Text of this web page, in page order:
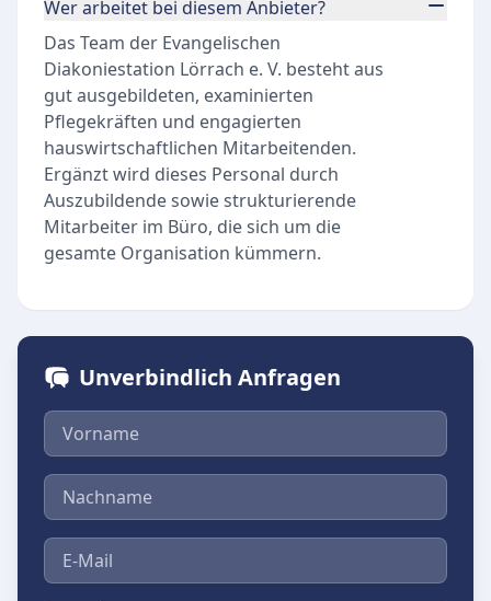
Wer arbeitet bei diesem Anbieter?
Das Team der Evangelischen
Diakoniestation Lörrach e. V. besteht aus
gut ausgebildeten, examinierten
Pflegekräften und engagierten
hauswirtschaftlichen Mitarbeitenden.
Ergänzt wird dieses Personal durch
Auszubildende sowie strukturierende
Mitarbeiter im Büro, die sich um die
gesamte Organisation kümmern.
Unverbindlich Anfragen
Vorname
Nachname
E-Mail